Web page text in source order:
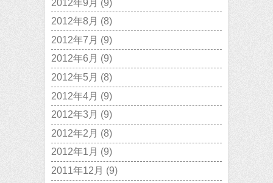
2012年9月 (9)
2012年8月 (8)
2012年7月 (9)
2012年6月 (9)
2012年5月 (8)
2012年4月 (9)
2012年3月 (9)
2012年2月 (8)
2012年1月 (9)
2011年12月 (9)